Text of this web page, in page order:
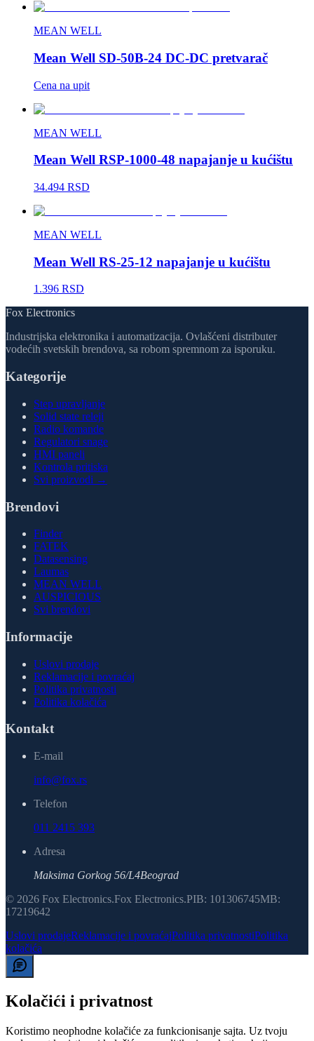
MEAN WELL
Mean Well SD-50B-24 DC-DC pretvarač
Cena na upit
MEAN WELL
Mean Well RSP-1000-48 napajanje u kućištu
34.494 RSD
MEAN WELL
Mean Well RS-25-12 napajanje u kućištu
1.396 RSD
Fox Electronics
Industrijska elektronika i automatizacija. Ovlašćeni distributer
vodećih svetskih brendova, sa robom spremnom za isporuku.
Kategorije
Step upravljanje
Solid state releji
Radio komande
Regulatori snage
HMI paneli
Kontrola pritiska
Svi proizvodi →
Brendovi
Finder
FATEK
Datasensing
Laumas
MEAN WELL
AUSPICIOUS
Svi brendovi
Informacije
Uslovi prodaje
Reklamacije i povraćaj
Politika privatnosti
Politika kolačića
Kontakt
E-mail
info@fox.rs
Telefon
011 2415 393
Adresa
Maksima Gorkog 56/L4Beograd
© 2026 Fox Electronics.Fox Electronics.PIB: 101306745MB:
17219642
Uslovi prodajeReklamacije i povraćajPolitika privatnostiPolitika
kolačića
Kolačići i privatnost
Koristimo neophodne kolačiće za funkcionisanje sajta. Uz tvoju